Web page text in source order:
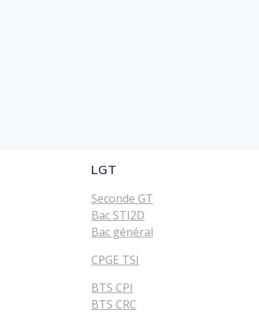
LGT
Seconde GT
Bac STI2D
Bac général
CPGE TSI
BTS CPI
BTS CRC